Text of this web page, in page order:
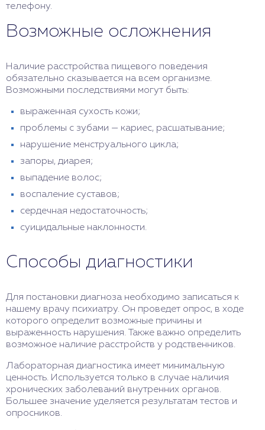
телефону.
Возможные осложнения
Наличие расстройства пищевого поведения
обязательно сказывается на всем организме.
Возможными последствиями могут быть:
выраженная сухость кожи;
проблемы с зубами — кариес, расшатывание;
нарушение менструального цикла;
запоры, диарея;
выпадение волос;
воспаление суставов;
сердечная недостаточность;
суицидальные наклонности.
Способы диагностики
Для постановки диагноза необходимо записаться к
нашему врачу психиатру. Он проведет опрос, в ходе
которого определит возможные причины и
выраженность нарушения. Также важно определить
возможное наличие расстройств у родственников.
Лабораторная диагностика имеет минимальную
ценность. Используется только в случае наличия
хронических заболеваний внутренних органов.
Большее значение уделяется результатам тестов и
опросников.